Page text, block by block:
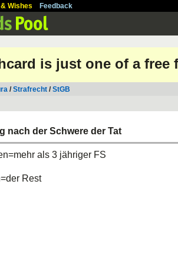
& Wishes Feedback
is just one of a free
/Strafrecht /StGB
nach der Schwere der Tat
als 3 jähriger FS
Rest